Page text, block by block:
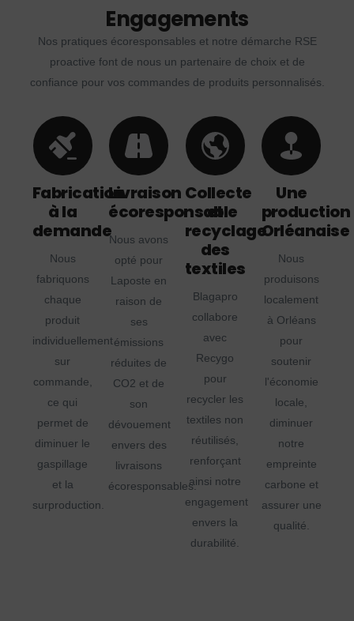
Engagements
Nos pratiques écoresponsables et notre démarche RSE
proactive font de nous un partenaire de choix et de
confiance pour vos commandes de produits personnalisés.
Fabrication
à la
demande
Nous
fabriquons
chaque
produit
individuellement
sur
commande,
ce qui
permet de
diminuer le
gaspillage
et la
surproduction.
Livraison
écoresponsable
Nous avons
opté pour
Laposte en
raison de
ses
émissions
réduites de
CO2 et de
son
dévouement
envers des
livraisons
écoresponsables.
Collecte
et
recyclage
des
textiles
Blagapro
collabore
avec
Recygo
pour
recycler les
textiles non
réutilisés,
renforçant
ainsi notre
engagement
envers la
durabilité.
Une
production
Orléanaise
Nous
produisons
localement
à Orléans
pour
soutenir
l'économie
locale,
diminuer
notre
empreinte
carbone et
assurer une
qualité.